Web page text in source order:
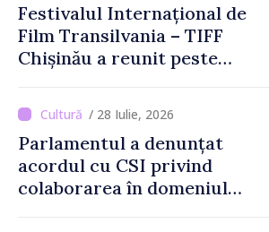
Festivalul Internațional de
Film Transilvania – TIFF
Chișinău a reunit peste
de-a șasea ediție
/ 28 Iulie, 2026
Parlamentul a denunțat
acordul cu CSI privind
colaborarea în domeniul